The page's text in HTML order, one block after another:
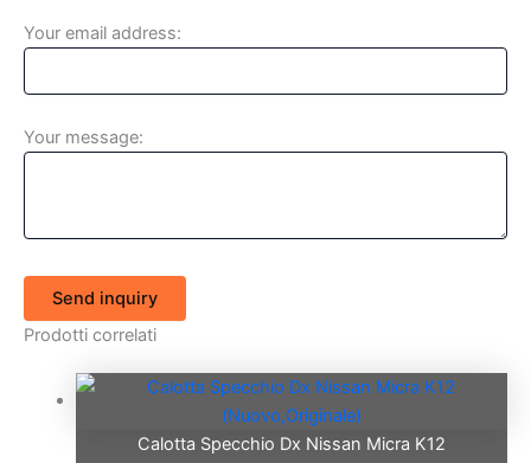
Your email address:
Your message:
Send inquiry
Prodotti correlati
Calotta Specchio Dx Nissan Micra K12